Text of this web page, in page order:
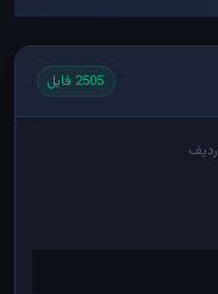
2505 فایل
ردیف